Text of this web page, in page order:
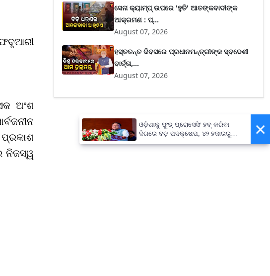
ଅଂଶ
ନିଜସ୍ୱ
ସେନା କ୍ୟାମ୍ପ୍ ଉପରେ 'ହୁତି' ଆତଙ୍କବାଦୀଙ୍କ
ଆକ୍ରମଣ : ପ୍...
August 07, 2026
ହସ୍ତତନ୍ତ ଦିବସରେ ପ୍ରଧାନମନ୍ତ୍ରୀଙ୍କ ସ୍ବଦେଶୀ
ବାର୍ତ୍ତା,...
August 07, 2026
×
ଓଡ଼ିଶାକୁ ଫୁଡ୍ ପ୍ରୋସେସିଂ ହବ୍ କରିବା
ଦିଗରେ ବଡ଼ ପଦକ୍ଷେପ, ୪୨ ହଜାରରୁ
ଅଧିକ ନିଯୁକ୍ତି ସୁଯୋଗ